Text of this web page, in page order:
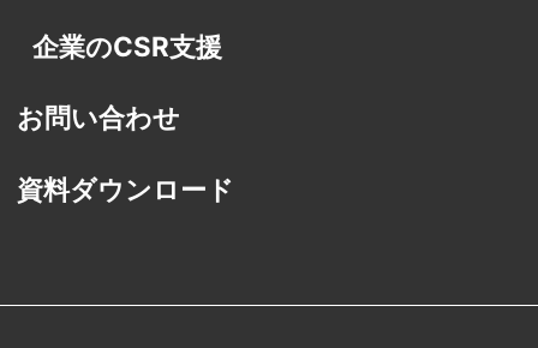
企業のCSR支援
お問い合わせ
資料ダウンロード